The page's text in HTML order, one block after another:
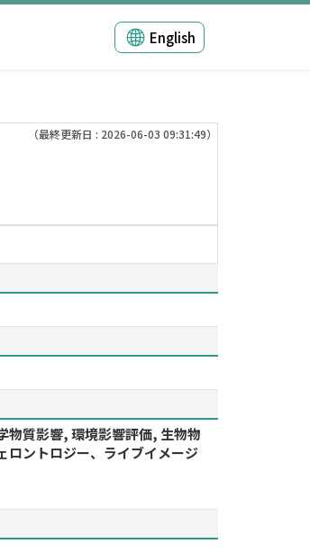
English
（最終更新日 : 2026-06-03 09:31:49）
物質影響, 環境影響評価, 生物物
ロントロジー、ライブイメージ